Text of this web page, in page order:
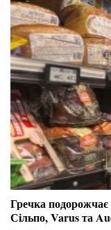
Гречка
Сільпо, Varus та